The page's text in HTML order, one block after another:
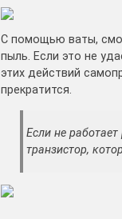
С помощью ваты,
пыль. Если это не
этих действий
прекратится.
Если не работает
транзистор,